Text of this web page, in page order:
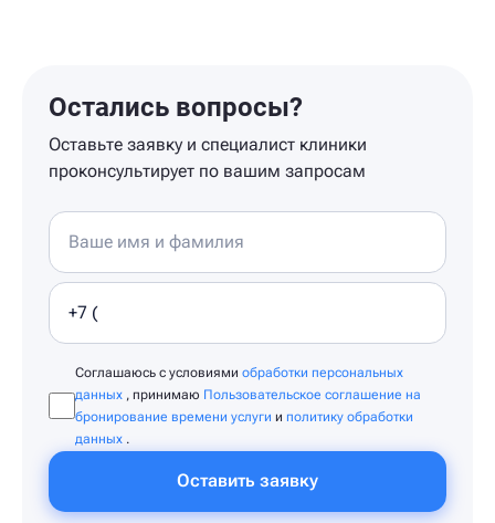
Остались вопросы?
Оставьте заявку и специалист клиники
проконсультирует по вашим запросам
Соглашаюсь с условиями обработки персональных
данных , принимаю Пользовательское соглашение на
бронирование времени услуги и политику обработки
данных .
Оставить заявку